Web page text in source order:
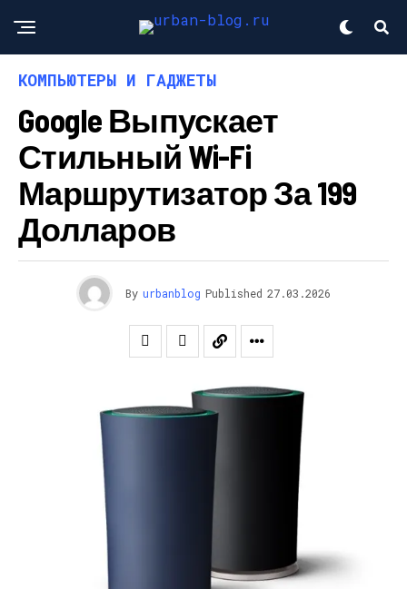
КОМПЬЮТЕРЫ И ГАДЖЕТЫ
Google Выпускает
Стильный Wi-Fi
Маршрутизатор За 199
Долларов
By urbanblog Published 27.03.2026